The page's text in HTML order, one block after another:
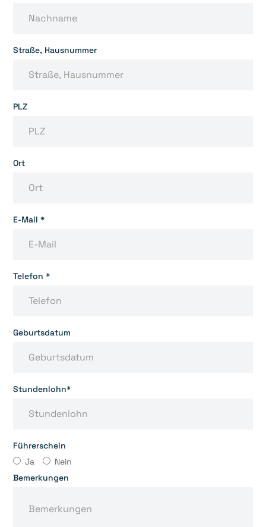
Straße, Hausnummer
PLZ
Ort
E-Mail *
Telefon *
Geburtsdatum
Stundenlohn*
Führerschein
Ja
Nein
Bemerkungen